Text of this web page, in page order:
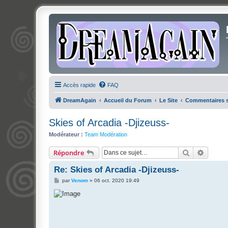
Accès rapide FAQ
DreamAgain Accueil du Forum Le Site Commentaires
Skies of Arcadia -Djizeuss-
Modérateur : Team Modération
Répondre Rechercher
Re: Skies of Arcadia -Djizeuss-
M
s
s
parVenom» 06 oct. 2020 19:49